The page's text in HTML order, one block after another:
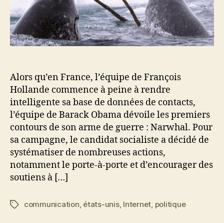
Alors qu’en France, l’équipe de François
Hollande commence à peine à rendre
intelligente sa base de données de contacts,
l’équipe de Barack Obama dévoile les premiers
contours de son arme de guerre : Narwhal. Pour
sa campagne, le candidat socialiste a décidé de
systématiser de nombreuses actions,
notamment le porte-à-porte et d’encourager des
soutiens à […]
Étiquettes
communication, états-unis, Internet, politique